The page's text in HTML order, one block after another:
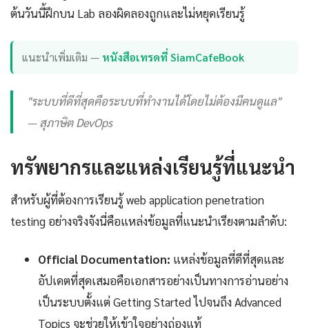
ต้นวันนี้ฝึกบน Lab ลองผิดลองถูกและไม่หยุดเรียนรู้
แนะนำเพิ่มเติม — หนังสือเทรดที่ SiamCafeBook
"ระบบที่ดีที่สุดคือระบบที่ทำงานได้โดยไม่ต้องมีคนดูแล"
— สุภาษิต DevOps
ทรัพยากรและแหล่งเรียนรู้ที่แนะนำ
สำหรับผู้ที่ต้องการเรียนรู้ web application penetration
testing อย่างจริงจังนี่คือแหล่งข้อมูลที่แนะนำเรียงตามลำดับ:
Official Documentation: แหล่งข้อมูลที่ดีที่สุดและ
อัปเดตที่สุดเสมอคือเอกสารอย่างเป็นทางการอ่านอย่าง
เป็นระบบตั้งแต่ Getting Started ไปจนถึง Advanced
Topics จะช่วยให้เข้าใจอย่างถ่องแท้